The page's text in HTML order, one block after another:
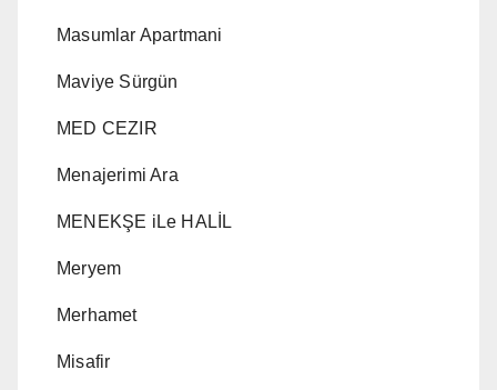
Masumlar Apartmani
Maviye Sürgün
MED CEZIR
Menajerimi Ara
MENEKŞE iLe HALİL
Meryem
Merhamet
Misafir